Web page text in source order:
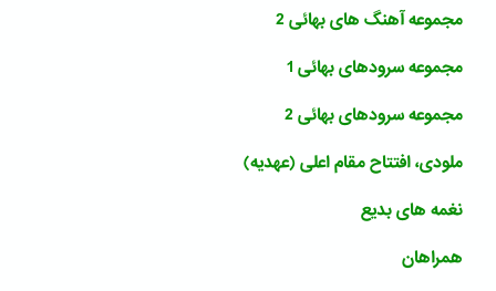
مجموعه آهنگ های بهائی 2
مجموعه سرودهای بهائی 1
مجموعه سرودهای بهائی 2
ملودی، افتتاح مقام اعلی (عهدیه)
نغمه های بدیع
همراهان